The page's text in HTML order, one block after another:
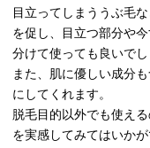
目立ってしまううぶ毛
を促し、目立つ部分や
分けて使っても良いでし
また、肌に優しい成分
にしてくれます。
脱毛目的以外でも使え
を実感してみてはいか